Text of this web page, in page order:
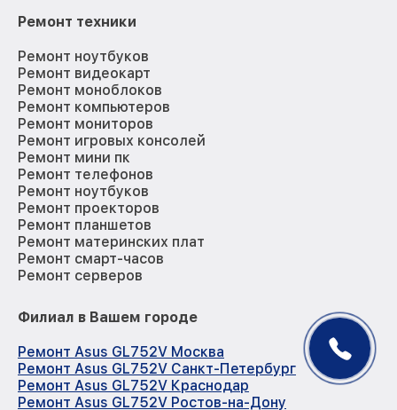
Ремонт техники
Ремонт ноутбуков
Ремонт видеокарт
Ремонт моноблоков
Ремонт компьютеров
Ремонт мониторов
Ремонт игровых консолей
Ремонт мини пк
Ремонт телефонов
Ремонт ноутбуков
Ремонт проекторов
Ремонт планшетов
Ремонт материнских плат
Ремонт смарт-часов
Ремонт серверов
Филиал в Вашем городе
Ремонт Asus GL752V Москва
Ремонт Asus GL752V Санкт-Петербург
Ремонт Asus GL752V Краснодар
Ремонт Asus GL752V Ростов-на-Дону